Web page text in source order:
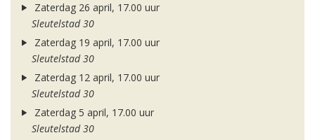
Zaterdag 26 april, 17.00 uur
Sleutelstad 30
Zaterdag 19 april, 17.00 uur
Sleutelstad 30
Zaterdag 12 april, 17.00 uur
Sleutelstad 30
Zaterdag 5 april, 17.00 uur
Sleutelstad 30